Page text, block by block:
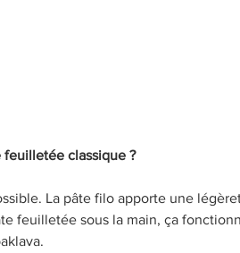
feuilletée classique ?
La pâte filo apporte une
feuilletée sous la main, ça